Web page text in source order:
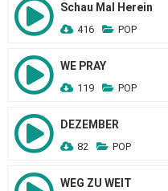
Schau Mal Herein
416 POP
WE PRAY
119 POP
DEZEMBER
82 POP
WEG ZU WEIT